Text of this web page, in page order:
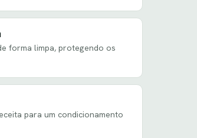
forma limpa, protegendo os
para um condicionamento